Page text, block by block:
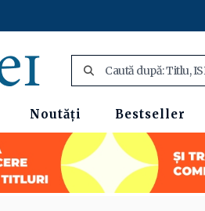
Noutăți Bestseller